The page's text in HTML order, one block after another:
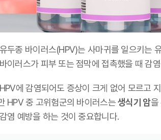
두종 바이러스(HPV)는 사마귀를 일으키는
이러스가 피부 또는 점막에 접촉했을 때 감
에 감염되어도 증상이 크게 없어 모르고
HPV 중 고위험군의 바이러스는생식기 암을
염 예방을 하는 것이 중요합니다.